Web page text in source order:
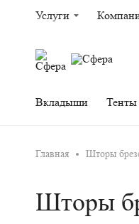
Услуги
Вкладыши Тенты
Главная Шторы
Шторы